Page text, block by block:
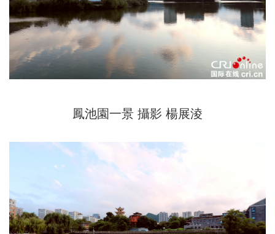
鳳池園一景 攝影 楊展淩